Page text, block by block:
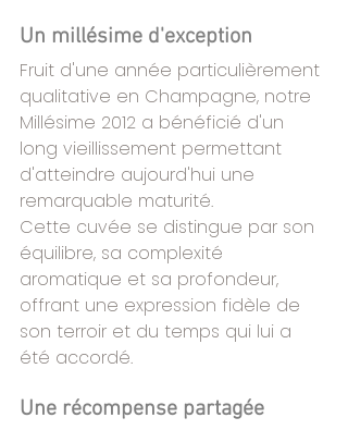
Un millésime d'exception
Fruit d'une année particulièrement
qualitative en Champagne, notre
Millésime 2012 a bénéficié d'un
long vieillissement permettant
d'atteindre aujourd'hui une
remarquable maturité.
Cette cuvée se distingue par son
équilibre, sa complexité
aromatique et sa profondeur,
offrant une expression fidèle de
son terroir et du temps qui lui a
été accordé.
Une récompense partagée